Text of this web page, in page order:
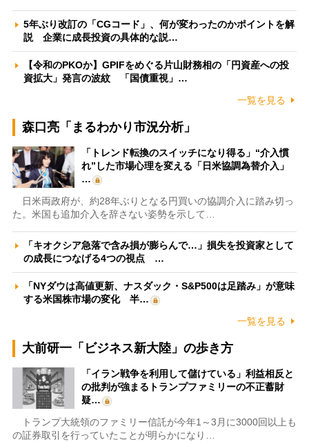
5年ぶり改訂の「CGコード」、何が変わったのかポイントを解
説 企業に成長投資の具体的な説…
【令和のPKOか】GPIFをめぐる片山財務相の「円資産への投
資拡大」発言の波紋 「国債重視」…
一覧を見る
森口亮「まるわかり市況分析」
「トレンド転換のスイッチになり得る」“介入慣
れ”した市場心理を変える「日米協調為替介入」
…
日米両政府が、約28年ぶりとなる円買いの協調介入に踏み切っ
た。米国も追加介入を辞さない姿勢を示して…
「キオクシア急落で含み損が膨らんで…」損失を投資家として
の成長につなげる4つの視点 …
「NYダウは高値更新、ナスダック・S&P500は足踏み」が意味
する米国株市場の変化 半…
一覧を見る
大前研一「ビジネス新大陸」の歩き方
「イラン戦争を利用して儲けている」利益相反と
の批判が強まるトランプファミリーの不正蓄財
疑…
トランプ大統領のファミリー信託が今年1～3月に3000回以上も
の証券取引を行っていたことが明らかになり…